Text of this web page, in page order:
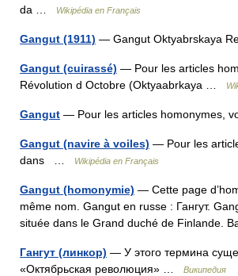
da …
Wikipédia en Français
Gangut (1911) — Gangut Oktyabrskaya
Gangut (cuirassé) — Pour les articles
Révolution d Octobre (Oktyaabrkaya …
Gangut — Pour les articles homonymes,
Gangut (navire à voiles) — Pour les
dans …
Wikipédia en Français
Gangut (homonymie) — Cette page
même nom. Gangut en russe : Гангут.
située dans le Grand duché de Finlande.
Гангут (линкор) — У этого термина
«Октябрьская революция» …
Википедия